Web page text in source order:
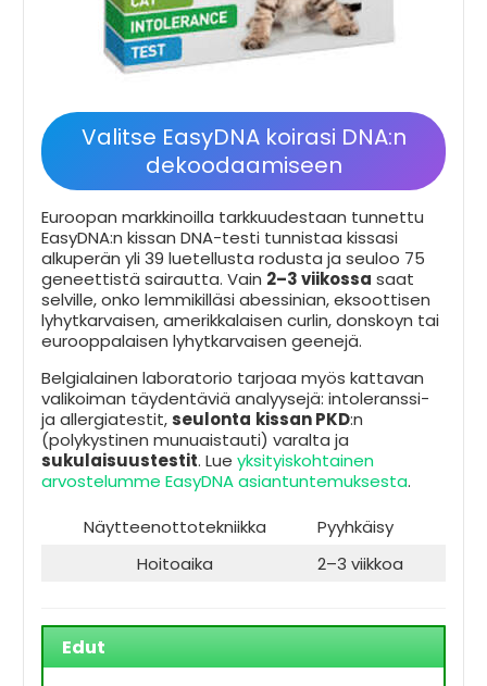
Valitse EasyDNA koirasi DNA:n
dekoodaamiseen
Euroopan markkinoilla tarkkuudestaan tunnettu
EasyDNA:n kissan DNA-testi tunnistaa kissasi
alkuperän yli 39 luetellusta rodusta ja seuloo 75
geneettistä sairautta. Vain 2–3 viikossa saat
selville, onko lemmikilläsi abessinian, eksoottisen
lyhytkarvaisen, amerikkalaisen curlin, donskoyn tai
eurooppalaisen lyhytkarvaisen geenejä.
Belgialainen laboratorio tarjoaa myös kattavan
valikoiman täydentäviä analyysejä: intoleranssi-
ja allergiatestit,seulonta kissan PKD:n
(polykystinen munuaistauti) varalta ja
sukulaisuustestit. Lue yksityiskohtainen
arvostelumme EasyDNA asiantuntemuksesta.
Näytteenottotekniikka
Pyyhkäisy
Hoitoaika
2–3 viikkoa
Edut